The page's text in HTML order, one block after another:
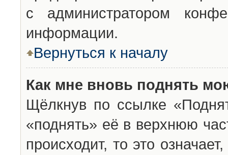
с администратором
информации.
Вернуться к началу
Как мне вновь поднять
Щёлкнув по ссылке
«поднять» её в верхнюю
происходит, то это